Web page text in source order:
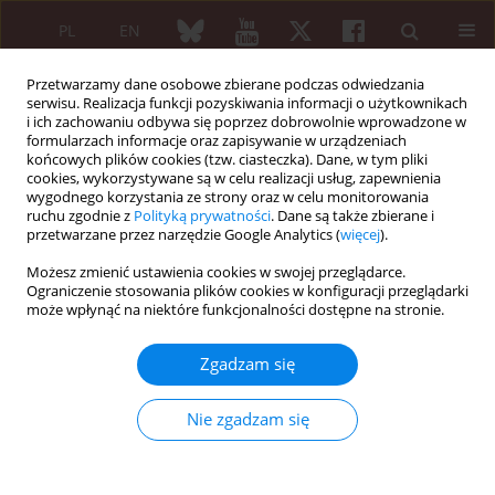
Przetwarzamy dane osobowe zbierane podczas odwiedzania
serwisu. Realizacja funkcji pozyskiwania informacji o użytkownikach
i ich zachowaniu odbywa się poprzez dobrowolnie wprowadzone w
formularzach informacje oraz zapisywanie w urządzeniach
końcowych plików cookies (tzw. ciasteczka). Dane, w tym pliki
cookies, wykorzystywane są w celu realizacji usług, zapewnienia
wygodnego korzystania ze strony oraz w celu monitorowania
ruchu zgodnie z Polityką prywatności. Dane są także zbierane i
przetwarzane przez narzędzie Google Analytics (więcej).
Możesz zmienić ustawienia cookies w swojej przeglądarce.
Ograniczenie stosowania plików cookies w konfiguracji przeglądarki
może wpłynąć na niektóre funkcjonalności dostępne na stronie.
Zgadzam się
Nie zgadzam się
EN
PL
AutorElżbieta Musiej-
Nowakowska
ARTYKUŁ ORYGINALNY
Ocena spoczynkowego 12-odprowadzeniowego
elektrokardiogramu z analizą odstępu QTc u
dzieci z twardziną układową i ograniczoną
Jacek Andrzej Woźniak Sławomir Jasek,Rafał Dąbrowski
Musiej-Nowakowska, Małgorzata Kwiatkowska Ilona Kowalik